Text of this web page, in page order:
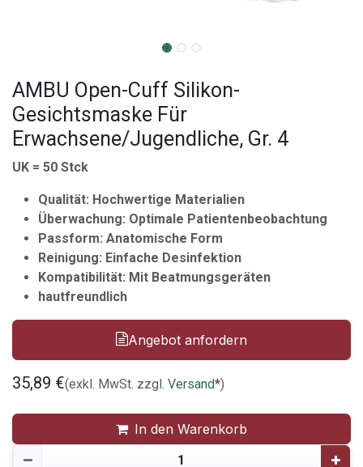
AMBU Open-Cuff Silikon-
Gesichtsmaske Für
Erwachsene/Jugendliche, Gr. 4
UK = 50 Stck
Qualität: Hochwertige Materialien
Überwachung: Optimale Patientenbeobachtung
Passform: Anatomische Form
Reinigung: Einfache Desinfektion
Kompatibilität: Mit Beatmungsgeräten
hautfreundlich
Angebot anfordern
35,89 €(exkl. MwSt. zzgl. Versand*)
In den Warenkorb